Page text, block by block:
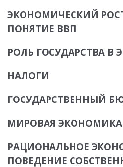
ЭКОНОМИЧЕСКИЙ
ПОНЯТИЕ ВВП
РОЛЬ ГОСУДАРСТВА В
НАЛОГИ
ГОСУДАРСТВЕННЫЙ
МИРОВАЯ ЭКОНОМИКА
РАЦИОНАЛЬНОЕ
ПОВЕДЕНИЕ